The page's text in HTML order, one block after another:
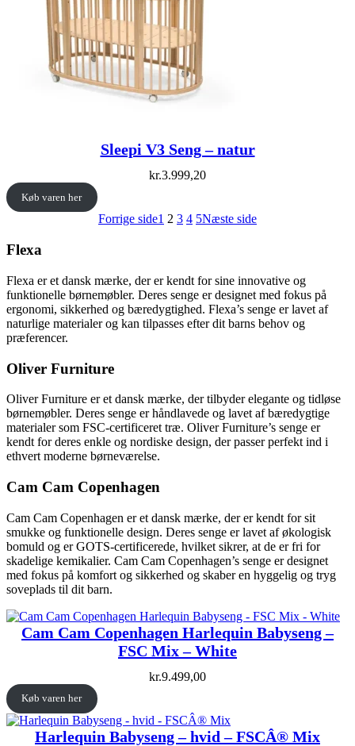
Sleepi V3 Seng – natur
kr.3.999,20
Køb varen her
Forrige side1 2 3 4 5Næste side
Flexa
Flexa er et dansk mærke, der er kendt for sine innovative og
funktionelle børnemøbler. Deres senge er designet med fokus på
ergonomi, sikkerhed og bæredygtighed. Flexa’s senge er lavet af
naturlige materialer og kan tilpasses efter dit barns behov og
præferencer.
Oliver Furniture
Oliver Furniture er et dansk mærke, der tilbyder elegante og tidløse
børnemøbler. Deres senge er håndlavede og lavet af bæredygtige
materialer som FSC-certificeret træ. Oliver Furniture’s senge er
kendt for deres enkle og nordiske design, der passer perfekt ind i
ethvert moderne børneværelse.
Cam Cam Copenhagen
Cam Cam Copenhagen er et dansk mærke, der er kendt for sit
smukke og funktionelle design. Deres senge er lavet af økologisk
bomuld og er GOTS-certificerede, hvilket sikrer, at de er fri for
skadelige kemikalier. Cam Cam Copenhagen’s senge er designet
med fokus på komfort og sikkerhed og skaber en hyggelig og tryg
soveplads til dit barn.
Cam Cam Copenhagen Harlequin Babyseng –
FSC Mix – White
kr.9.499,00
Køb varen her
Harlequin Babyseng – hvid – FSCÂ® Mix